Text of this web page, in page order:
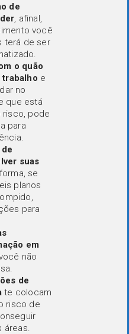
de
, afinal,
você
terá de ser
o quão
e
no
que está
risco, pode
para
suas
se
planos
para
em
não
de
te colocam
risco de
áreas.